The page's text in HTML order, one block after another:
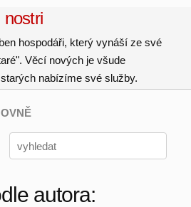
nostri
hospodáři, který vynáší ze své
Věcí nových je všude
nabízíme své služby.
autora: